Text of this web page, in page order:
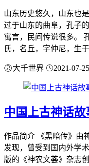
山东历史悠久，山东也
过于山东的曲阜，孔子
寓言，民间传说很多。
氏，名丘，字仲尼，生
大千世界 2021-07-25
中国上古神话故
作品简介 《黑暗传》由
发现，曾受到国内外学
版的《神农文荟》杂志